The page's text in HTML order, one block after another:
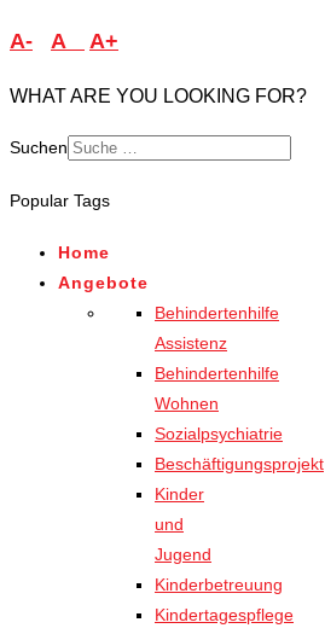
A- A A+
WHAT ARE YOU LOOKING FOR?
Suchen
Popular Tags
Home
Angebote
Behindertenhilfe
Assistenz
Behindertenhilfe
Wohnen
Sozialpsychiatrie
Beschäftigungsprojekt
Kinder
und
Jugend
Kinderbetreuung
Kindertagespflege